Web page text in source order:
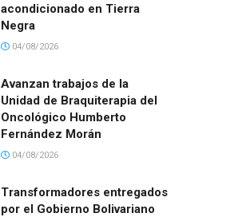
acondicionado en Tierra
Negra
04/08/2026
Avanzan trabajos de la
Unidad de Braquiterapia del
Oncológico Humberto
Fernández Morán
04/08/2026
Transformadores entregados
por el Gobierno Bolivariano